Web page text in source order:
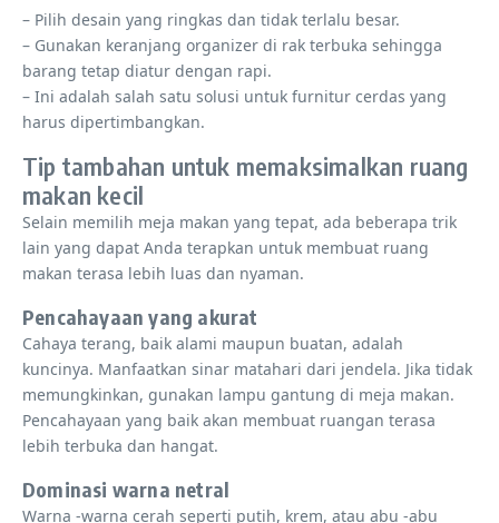
– Pilih desain yang ringkas dan tidak terlalu besar.
– Gunakan keranjang organizer di rak terbuka sehingga
barang tetap diatur dengan rapi.
– Ini adalah salah satu solusi untuk furnitur cerdas yang
harus dipertimbangkan.
Tip tambahan untuk memaksimalkan ruang
makan kecil
Selain memilih meja makan yang tepat, ada beberapa trik
lain yang dapat Anda terapkan untuk membuat ruang
makan terasa lebih luas dan nyaman.
Pencahayaan yang akurat
Cahaya terang, baik alami maupun buatan, adalah
kuncinya. Manfaatkan sinar matahari dari jendela. Jika tidak
memungkinkan, gunakan lampu gantung di meja makan.
Pencahayaan yang baik akan membuat ruangan terasa
lebih terbuka dan hangat.
Dominasi warna netral
Warna -warna cerah seperti putih, krem, atau abu -abu